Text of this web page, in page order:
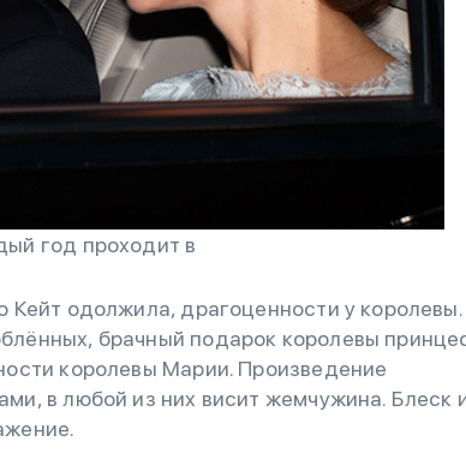
год проходит в
Кейт одолжила, драгоценности у королевы.
брачный подарок королевы
королевы Марии. Произведение
в любой из них висит жемчужина. Блеск